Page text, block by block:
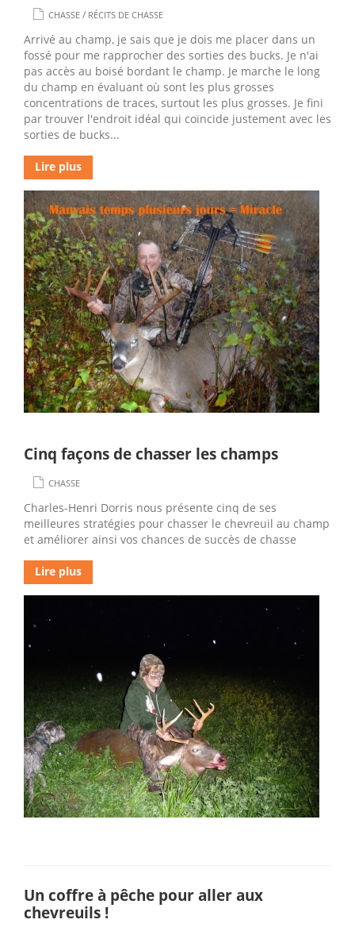
CHASSE / RÉCITS DE CHASSE
Arrivé au champ, je sais que je dois me placer dans un
fossé pour me rapprocher des sorties des bucks. Je n'ai
pas accès au boisé bordant le champ. Je marche le long
du champ en évaluant où sont les plus grosses
concentrations de traces, surtout les plus grosses. Je fini
par trouver l'endroit idéal qui coïncide justement avec les
sorties de bucks...
Lire plus
Cinq façons de chasser les champs
CHASSE
Charles-Henri Dorris nous présente cinq de ses
meilleures stratégies pour chasser le chevreuil au champ
et améliorer ainsi vos chances de succès de chasse
Lire plus
Un coffre à pêche pour aller aux
chevreuils !